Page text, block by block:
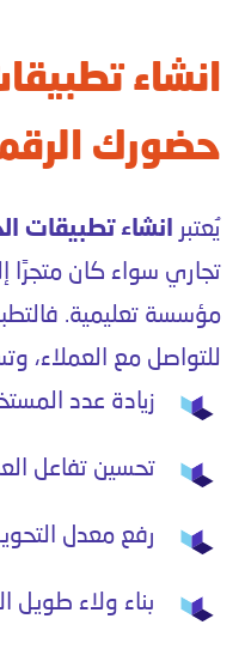
انشاء
حضورك
يُعتبر انشاء تطبيقات
تجاري سواء كان متجرًا
مؤسسة تعليمية.
للتواصل مع العملاء،
زيادة عدد
تحسين تفاعل
رفع معدل
بناء ولاء طويل